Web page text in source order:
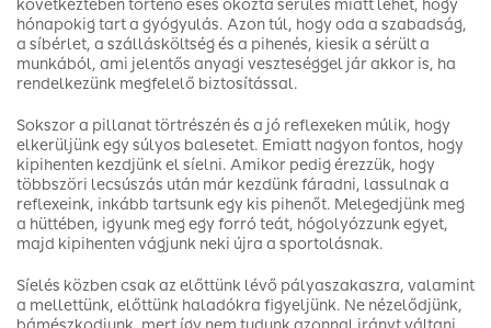
következtében történő esés okozta sérülés miatt lehet, hogy
hónapokig tart a gyógyulás. Azon túl, hogy oda a szabadság,
a síbérlet, a szállásköltség és a pihenés, kiesik a sérült a
munkából, ami jelentős anyagi veszteséggel jár akkor is, ha
rendelkezünk megfelelő biztosítással.
Sokszor a pillanat törtrészén és a jó reflexeken múlik, hogy
elkerüljünk egy súlyos balesetet. Emiatt nagyon fontos, hogy
kipihenten kezdjünk el síelni. Amikor pedig érezzük, hogy
többszöri lecsúszás után már kezdünk fáradni, lassulnak a
reflexeink, inkább tartsunk egy kis pihenőt. Melegedjünk meg
a hüttében, igyunk meg egy forró teát, hógolyózzunk egyet,
majd kipihenten vágjunk neki újra a sportolásnak.
Síelés közben csak az előttünk lévő pályaszakaszra, valamint
a mellettünk, előttünk haladókra figyeljünk. Ne nézelődjünk,